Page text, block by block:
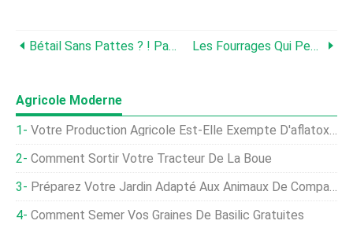
Bétail Sans Pattes ? ! Partie II – Récupération Et Allocation Du Fourrage Les Fourrages Qui Peuvent Améliorer Le Pâturage Sur La Fétuque Élevée Infectée Par Des Endophytes
Agricole Moderne
Votre Production Agricole Est-Elle Exempte D'aflatoxines ?
Comment Sortir Votre Tracteur De La Boue
Préparez Votre Jardin Adapté Aux Animaux De Compagnie
Comment Semer Vos Graines De Basilic Gratuites